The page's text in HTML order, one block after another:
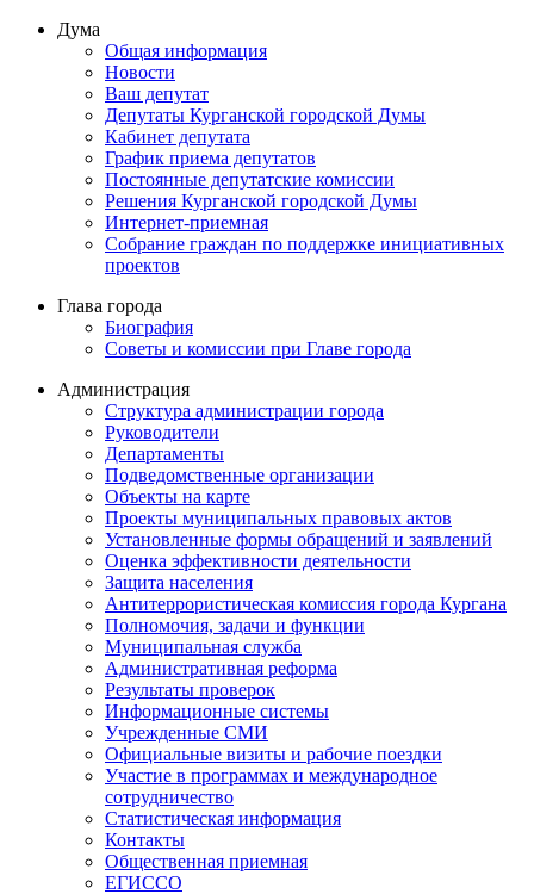
Дума
Общая информация
Новости
Ваш депутат
Депутаты Курганской городской Думы
Кабинет депутата
График приема депутатов
Постоянные депутатские комиссии
Решения Курганской городской Думы
Интернет-приемная
Собрание граждан по поддержке инициативных
проектов
Глава города
Биография
Советы и комиссии при Главе города
Администрация
Структура администрации города
Руководители
Департаменты
Подведомственные организации
Объекты на карте
Проекты муниципальных правовых актов
Установленные формы обращений и заявлений
Оценка эффективности деятельности
Защита населения
Антитеррористическая комиссия города Кургана
Полномочия, задачи и функции
Муниципальная служба
Административная реформа
Результаты проверок
Информационные системы
Учрежденные СМИ
Официальные визиты и рабочие поездки
Участие в программах и международное
сотрудничество
Статистическая информация
Контакты
Общественная приемная
ЕГИССО